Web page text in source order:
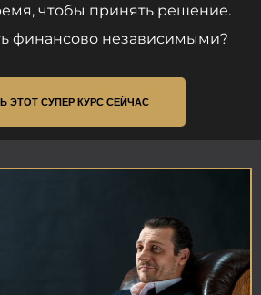
чтобы принять решение.
финансово независимыми?
ЭТОТ СУПЕР КУРС СЕЙЧАС